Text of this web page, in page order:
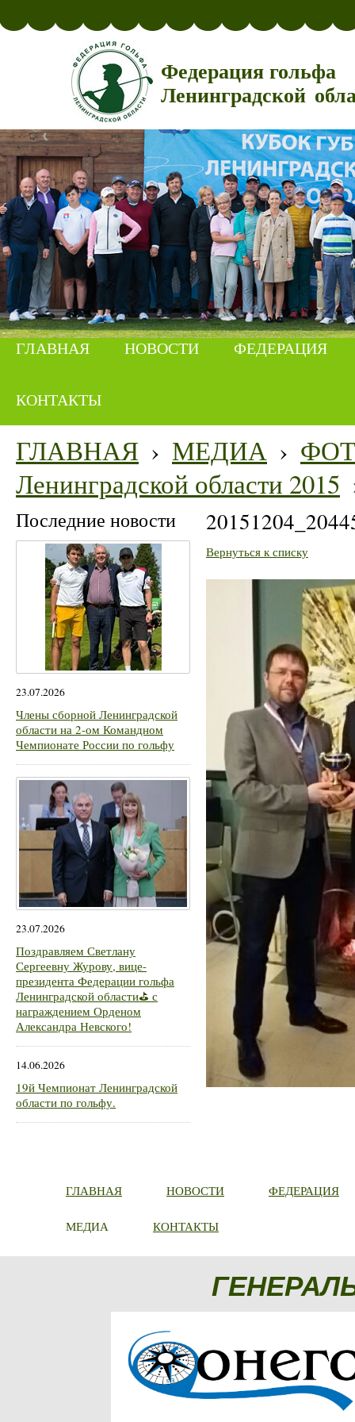
Федерация гольфа
Ленинградской
ГЛАВНАЯ НОВОСТИ ФЕДЕРАЦИЯ
КОНТАКТЫ
ГЛАВНАЯ › МЕДИА ›
Ленинградской области 2015
Последние новости
23.07.2026
Члены сборной Ленинградской
области на 2-ом Командном
Чемпионате России по гольфу
23.07.2026
Поздравляем Светлану
Сергеевну Журову, вице-
президента Федерации гольфа
Ленинградской области⛳ с
награждением Орденом
Александра Невского!
14.06.2026
19й Чемпионат Ленинградской
области по гольфу.
Вернуться к списку
ГЛАВНАЯ НОВОСТИ ФЕДЕРАЦИЯ
МЕДИА КОНТАКТЫ